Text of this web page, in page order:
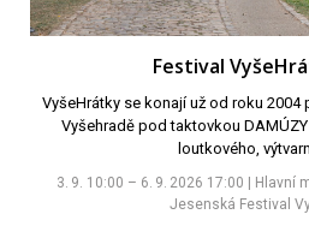
Festival
VyšeHrátky se konají už od roku 2004
Vyšehradě pod taktovkou
loutkového,
3. 9. 10:00 – 6. 9. 2026 17:00 | Hlavní
Jesenská Festival